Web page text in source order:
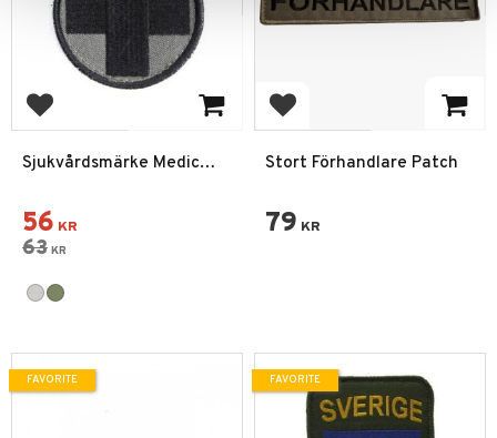
Add to favorites
Sjukvårdsmärke Medic
56 KR
63 KR
Add to favorites
Stort Förhandlare Patch
79 KR
FAVORITE FAVORITE